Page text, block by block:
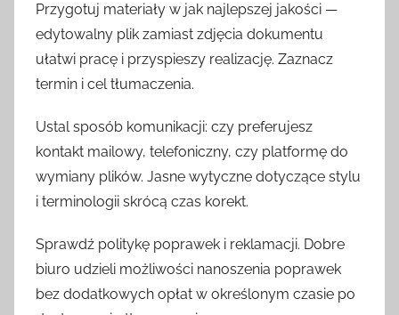
Przygotuj materiały w jak najlepszej jakości —
edytowalny plik zamiast zdjęcia dokumentu
ułatwi pracę i przyspieszy realizację. Zaznacz
termin i cel tłumaczenia.
Ustal sposób komunikacji: czy preferujesz
kontakt mailowy, telefoniczny, czy platformę do
wymiany plików. Jasne wytyczne dotyczące stylu
i terminologii skrócą czas korekt.
Sprawdź politykę poprawek i reklamacji. Dobre
biuro udzieli możliwości nanoszenia poprawek
bez dodatkowych opłat w określonym czasie po